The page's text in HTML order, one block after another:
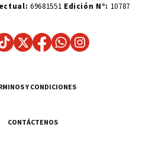
69681551 Edición N°: 10787
Y CONDICIONES
CONTÁCTENOS